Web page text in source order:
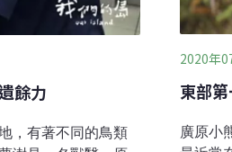
餘力
，有著不同的鳥類
2020年
東部
廣原小